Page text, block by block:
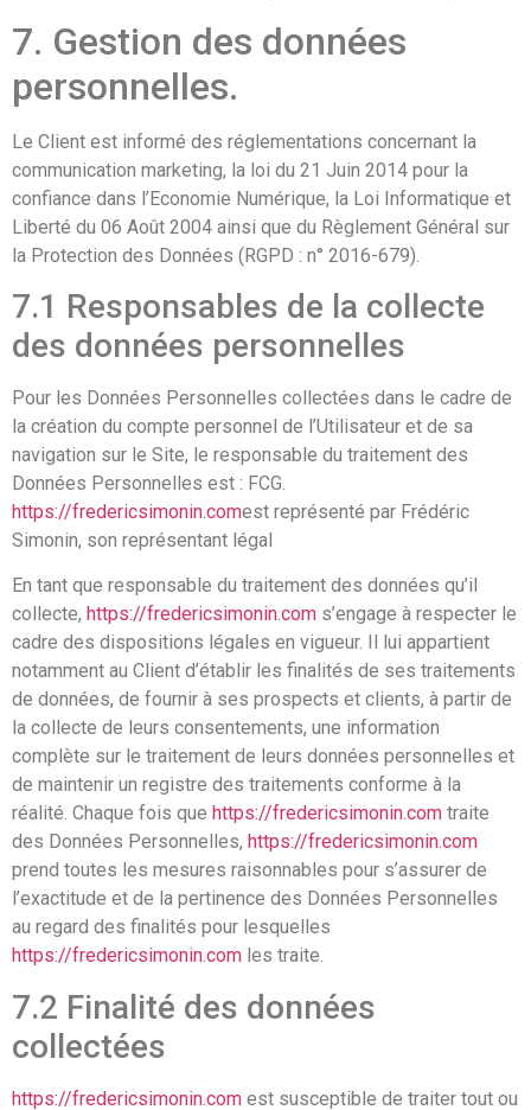
7. Gestion des données
personnelles.
Le Client est informé des réglementations concernant la
communication marketing, la loi du 21 Juin 2014 pour la
confiance dans l’Economie Numérique, la Loi Informatique et
Liberté du 06 Août 2004 ainsi que du Règlement Général sur
la Protection des Données (RGPD : n° 2016-679).
7.1 Responsables de la collecte
des données personnelles
Pour les Données Personnelles collectées dans le cadre de
la création du compte personnel de l’Utilisateur et de sa
navigation sur le Site, le responsable du traitement des
Données Personnelles est : FCG.
https://fredericsimonin.comest représenté par Frédéric
Simonin, son représentant légal
En tant que responsable du traitement des données qu’il
collecte, https://fredericsimonin.com s’engage à respecter le
cadre des dispositions légales en vigueur. Il lui appartient
notamment au Client d’établir les finalités de ses traitements
de données, de fournir à ses prospects et clients, à partir de
la collecte de leurs consentements, une information
complète sur le traitement de leurs données personnelles et
de maintenir un registre des traitements conforme à la
réalité. Chaque fois que https://fredericsimonin.com traite
des Données Personnelles, https://fredericsimonin.com
prend toutes les mesures raisonnables pour s’assurer de
l’exactitude et de la pertinence des Données Personnelles
au regard des finalités pour lesquelles
https://fredericsimonin.com les traite.
7.2 Finalité des données
collectées
https://fredericsimonin.com est susceptible de traiter tout ou